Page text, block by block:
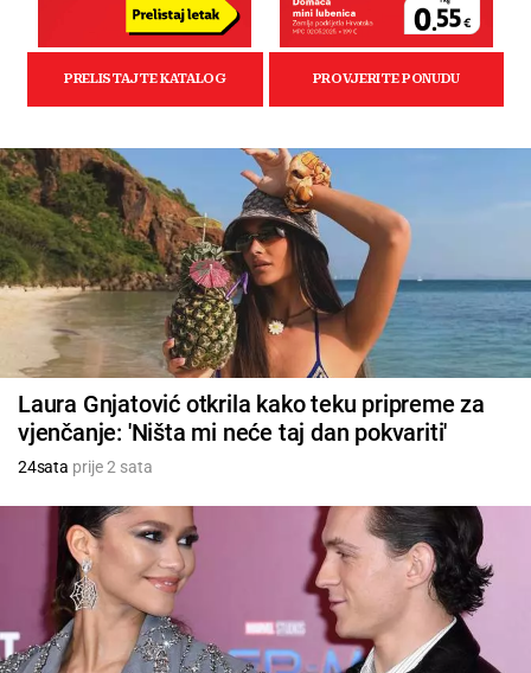
Laura Gnjatović otkrila kako teku pripreme za
vjenčanje: 'Ništa mi neće taj dan pokvariti'
24sata prije 2 sata